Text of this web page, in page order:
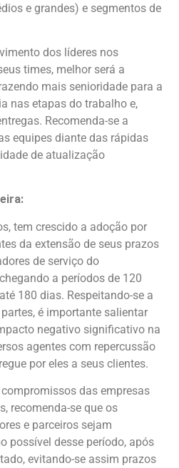
e grandes) e segmentos de
dos líderes nos
times, melhor será a
mais senioridade para a
nas etapas do trabalho e,
Recomenda-se a
equipes diante das rápidas
de atualização
tem crescido a adoção por
da extensão de seus prazos
de serviço do
a períodos de 120
180 dias. Respeitando-se a
é importante salientar
negativo significativo na
agentes com repercussão
por eles a seus clientes.
das empresas
recomenda-se que os
e parceiros sejam
possível desse período, após
evitando-se assim prazos